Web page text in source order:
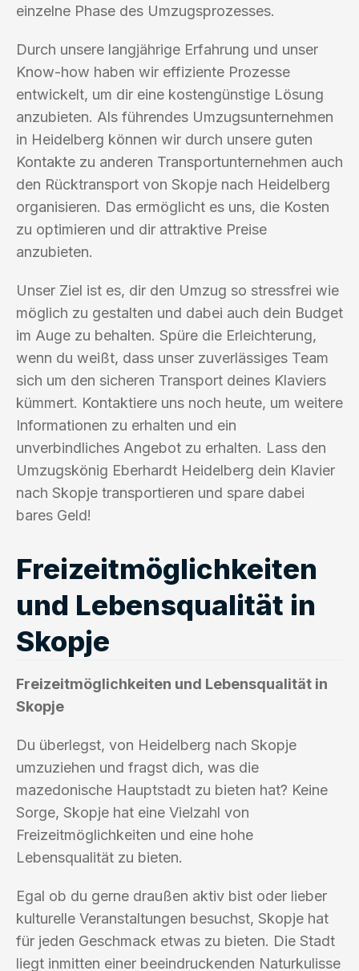
einzelne Phase des Umzugsprozesses.
Durch unsere langjährige Erfahrung und unser
Know-how haben wir effiziente Prozesse
entwickelt, um dir eine kostengünstige Lösung
anzubieten. Als führendes Umzugsunternehmen
in Heidelberg können wir durch unsere guten
Kontakte zu anderen Transportunternehmen auch
den Rücktransport von Skopje nach Heidelberg
organisieren. Das ermöglicht es uns, die Kosten
zu optimieren und dir attraktive Preise
anzubieten.
Unser Ziel ist es, dir den Umzug so stressfrei wie
möglich zu gestalten und dabei auch dein Budget
im Auge zu behalten. Spüre die Erleichterung,
wenn du weißt, dass unser zuverlässiges Team
sich um den sicheren Transport deines Klaviers
kümmert. Kontaktiere uns noch heute, um weitere
Informationen zu erhalten und ein
unverbindliches Angebot zu erhalten. Lass den
Umzugskönig Eberhardt Heidelberg dein Klavier
nach Skopje transportieren und spare dabei
bares Geld!
Freizeitmöglichkeiten
und Lebensqualität in
Skopje
Freizeitmöglichkeiten und Lebensqualität in
Skopje
Du überlegst, von Heidelberg nach Skopje
umzuziehen und fragst dich, was die
mazedonische Hauptstadt zu bieten hat? Keine
Sorge, Skopje hat eine Vielzahl von
Freizeitmöglichkeiten und eine hohe
Lebensqualität zu bieten.
Egal ob du gerne draußen aktiv bist oder lieber
kulturelle Veranstaltungen besuchst, Skopje hat
für jeden Geschmack etwas zu bieten. Die Stadt
liegt inmitten einer beeindruckenden Naturkulisse